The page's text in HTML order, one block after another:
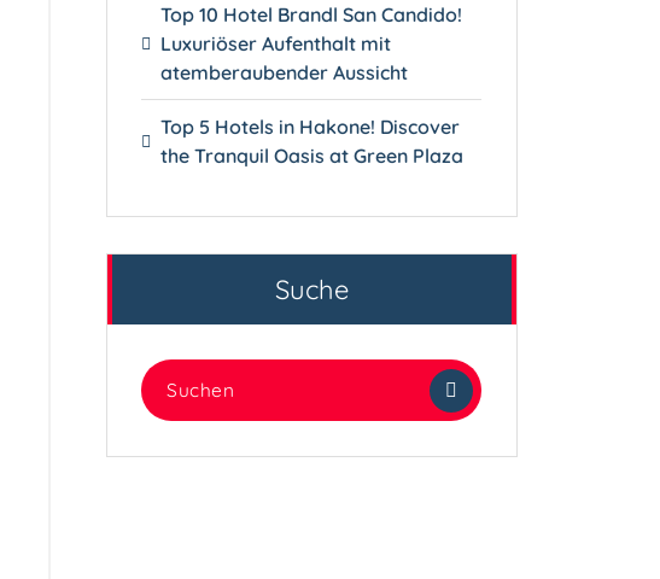
Top 10 Hotel Brandl San Candido!
Luxuriöser Aufenthalt mit
atemberaubender Aussicht
Top 5 Hotels in Hakone! Discover
the Tranquil Oasis at Green Plaza
Suche
Suchen
nach: